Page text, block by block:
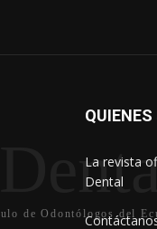
de Odontólogos del
La revista
Dental